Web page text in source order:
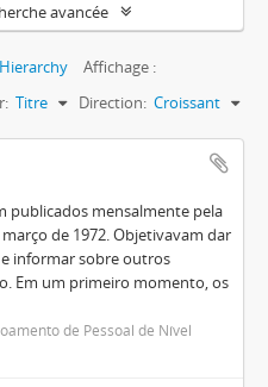
avancée
Hierarchy
Affichage :
Titre Direction: Croissant
publicados mensalmente pela
de 1972. Objetivavam dar
e informar sobre outros
Em um primeiro momento, os
de Pessoal de Nível